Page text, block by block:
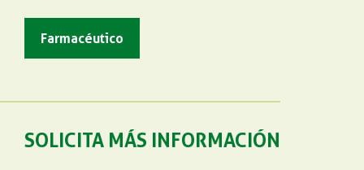
Farmacéutico
SOLICITA MÁS INFORMACIÓN